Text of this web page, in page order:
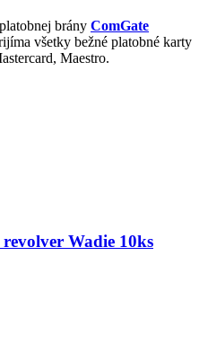
brány ComGate
všetky bežné platobné karty
Maestro.
Wadie 10ks